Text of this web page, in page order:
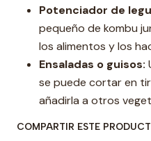
Potenciador de
pequeño de kombu
los alimentos y los
Ensaladas o guisos:
se puede cortar en
añadirla a otros
COMPARTIR ESTE